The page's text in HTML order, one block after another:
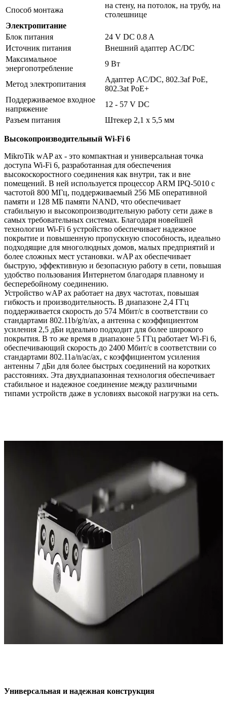
Способ монтажа
на стену, на потолок, на трубу, на
столешнице
Электропитание
Блок питания
24 V DC 0.8 A
Источник питания
Внешний адаптер AC/DC
Максимальное
энергопотребление
9 Вт
Метод электропитания
Адаптер AC/DC, 802.3af PoE,
802.3at PoE+
Поддерживаемое входное
напряжение
12 - 57 V DC
Разъем питания
Штекер 2,1 x 5,5 мм
Высокопроизводительный Wi-Fi 6
MikroTik wAP ax - это компактная и универсальная точка
доступа Wi-Fi 6, разработанная для обеспечения
высокоскоростного соединения как внутри, так и вне
помещений. В ней используется процессор ARM IPQ-5010 с
частотой 800 МГц, поддерживаемый 256 МБ оперативной
памяти и 128 МБ памяти NAND, что обеспечивает
стабильную и высокопроизводительную работу сети даже в
самых требовательных системах. Благодаря новейшей
технологии Wi-Fi 6 устройство обеспечивает надежное
покрытие и повышенную пропускную способность, идеально
подходящие для многолюдных домов, малых предприятий и
более сложных мест установки. wAP ax обеспечивает
быструю, эффективную и безопасную работу в сети, повышая
удобство пользования Интернетом благодаря плавному и
бесперебойному соединению.
Устройство wAP ax работает на двух частотах, повышая
гибкость и производительность. В диапазоне 2,4 ГГц
поддерживается скорость до 574 Мбит/с в соответствии со
стандартами 802.11b/g/n/ax, а антенна с коэффициентом
усиления 2,5 дБи идеально подходит для более широкого
покрытия. В то же время в диапазоне 5 ГГц работает Wi-Fi 6,
обеспечивающий скорость до 2400 Мбит/с в соответствии со
стандартами 802.11a/n/ac/ax, с коэффициентом усиления
антенны 7 дБи для более быстрых соединений на коротких
расстояниях. Эта двухдиапазонная технология обеспечивает
стабильное и надежное соединение между различными
типами устройств даже в условиях высокой нагрузки на сеть.
Универсальная и надежная конструкция